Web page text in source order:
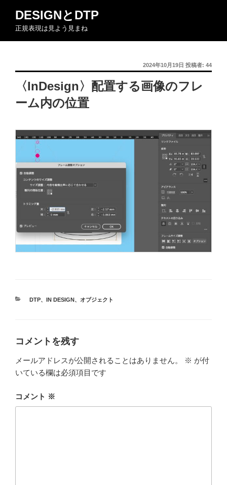
ン
DESIGNとDTP
正規表現は見よう見まね
投
稿
日:
2024年10月19日 投稿者: 44
〈InDesign〉配置する画像のフレ
ーム内の位置
カ
DTP、 IN DESIGN、 オブジェクト
コメントを残す
メールアドレスが公開されることはありません。 ※ が付
いている欄は必須項目です
コメント ※